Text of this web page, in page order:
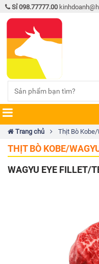
Sỉ 098.77777.00
Trang chủ Thịt Bò Kobe/
THỊT BÒ KOBE/
WAGYU EYE FILLET/